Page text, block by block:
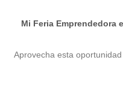
Mi Feria Emprendedora
Aprovecha esta